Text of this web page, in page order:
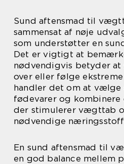
Sund aftensmad til
sammensat af nøje
som understøtter en
Det er vigtigt at
nødvendigvis betyder
over eller følge
handler det om at
fødevarer og kombinere
der stimulerer vægttab
nødvendige
En sund aftensmad til
en god balance mellem